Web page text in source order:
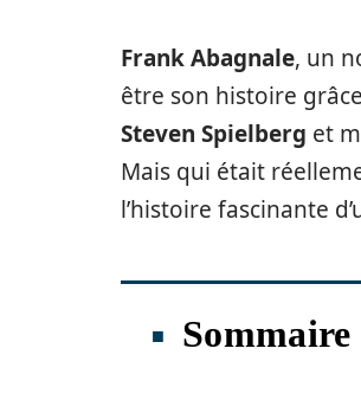
Frank Abagnale, un
être son histoire
Steven Spielberg et
Mais qui était
l’histoire fascinante
Sommaire